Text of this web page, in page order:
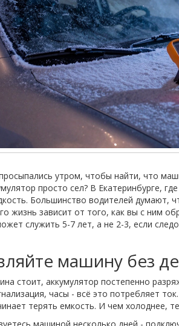
утром, чтобы найти, что
просто сел? В Екатеринбурге,
Большинство водителей думают,
жизнь зависит от того, как вы с ним
служить 5-7 лет, а не 2-3, если
машину без
стоит, аккумулятор постепенно
часы - всё это потребляет
терять емкость. И чем холоднее,